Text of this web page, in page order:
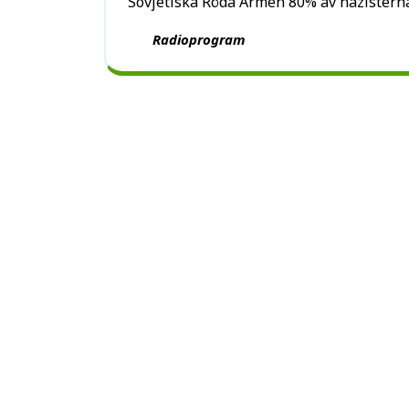
Radioprogram